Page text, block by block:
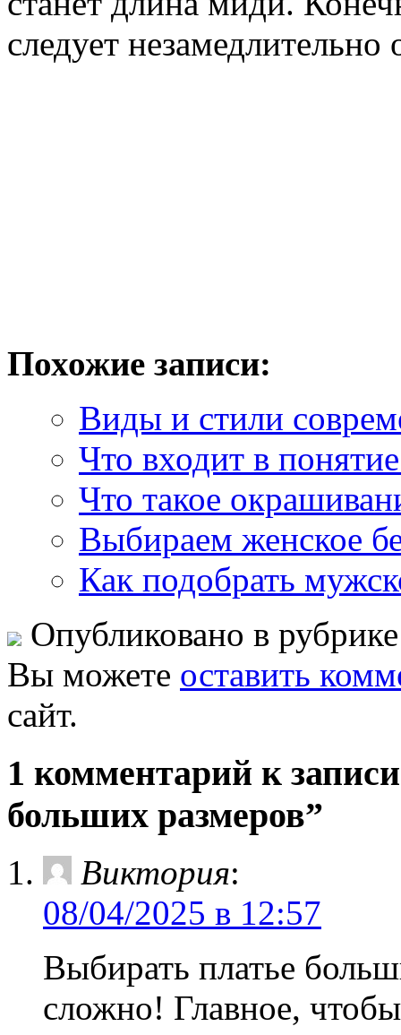
следует незамедлительно
Похожие записи:
Виды и стили
Что входит в
Что такое
Выбираем женское
Как подобрать
Опубликовано в
Вы можете оставить
сайт.
1 комментарий к
больших размеров”
Виктория:
08/04/2025 в 12:57
Выбирать платье
сложно! Главное,